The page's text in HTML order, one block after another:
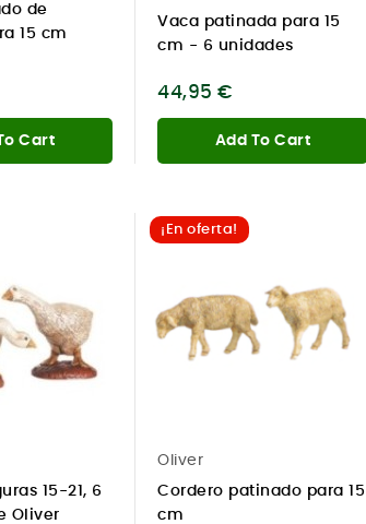
de
15 cm
Cart
Vaca patinada para 15
cm - 6 unidades
44,95 €
Add To Cart
15-21, 6
Oliver
¡En oferta!
Oliver
Cordero patinado para 15
cm